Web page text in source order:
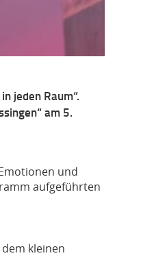
jeden Raum“.
am 5.
und
aufgeführten
kleinen